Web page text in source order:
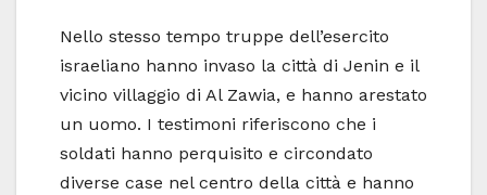
Nello stesso tempo truppe dell’esercito
israeliano hanno invaso la città di Jenin e il
vicino villaggio di Al Zawia, e hanno arestato
un uomo. I testimoni riferiscono che i
soldati hanno perquisito e circondato
diverse case nel centro della città e hanno